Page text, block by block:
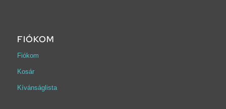
FIÓKOM
Fiókom
Kosár
Kívánságlista